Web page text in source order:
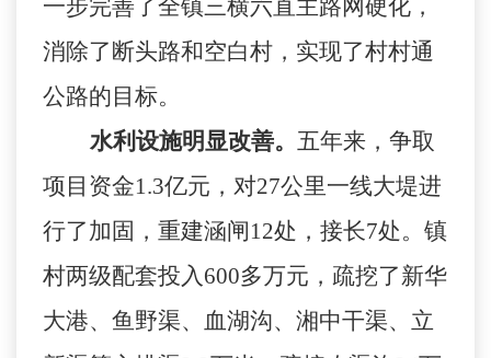
一步完善了全镇三横六直主路网硬化，
消除了断头路和空白村，实现了村村通
公路的目标。
水利设施明显改善。 五年来，争取
项目资金1.3亿元，对27公里一线大堤进
行了加固，重建涵闸12处，接长7处。镇
村两级配套投入600多万元，疏挖了新华
大港、鱼野渠、血湖沟、湘中干渠、立